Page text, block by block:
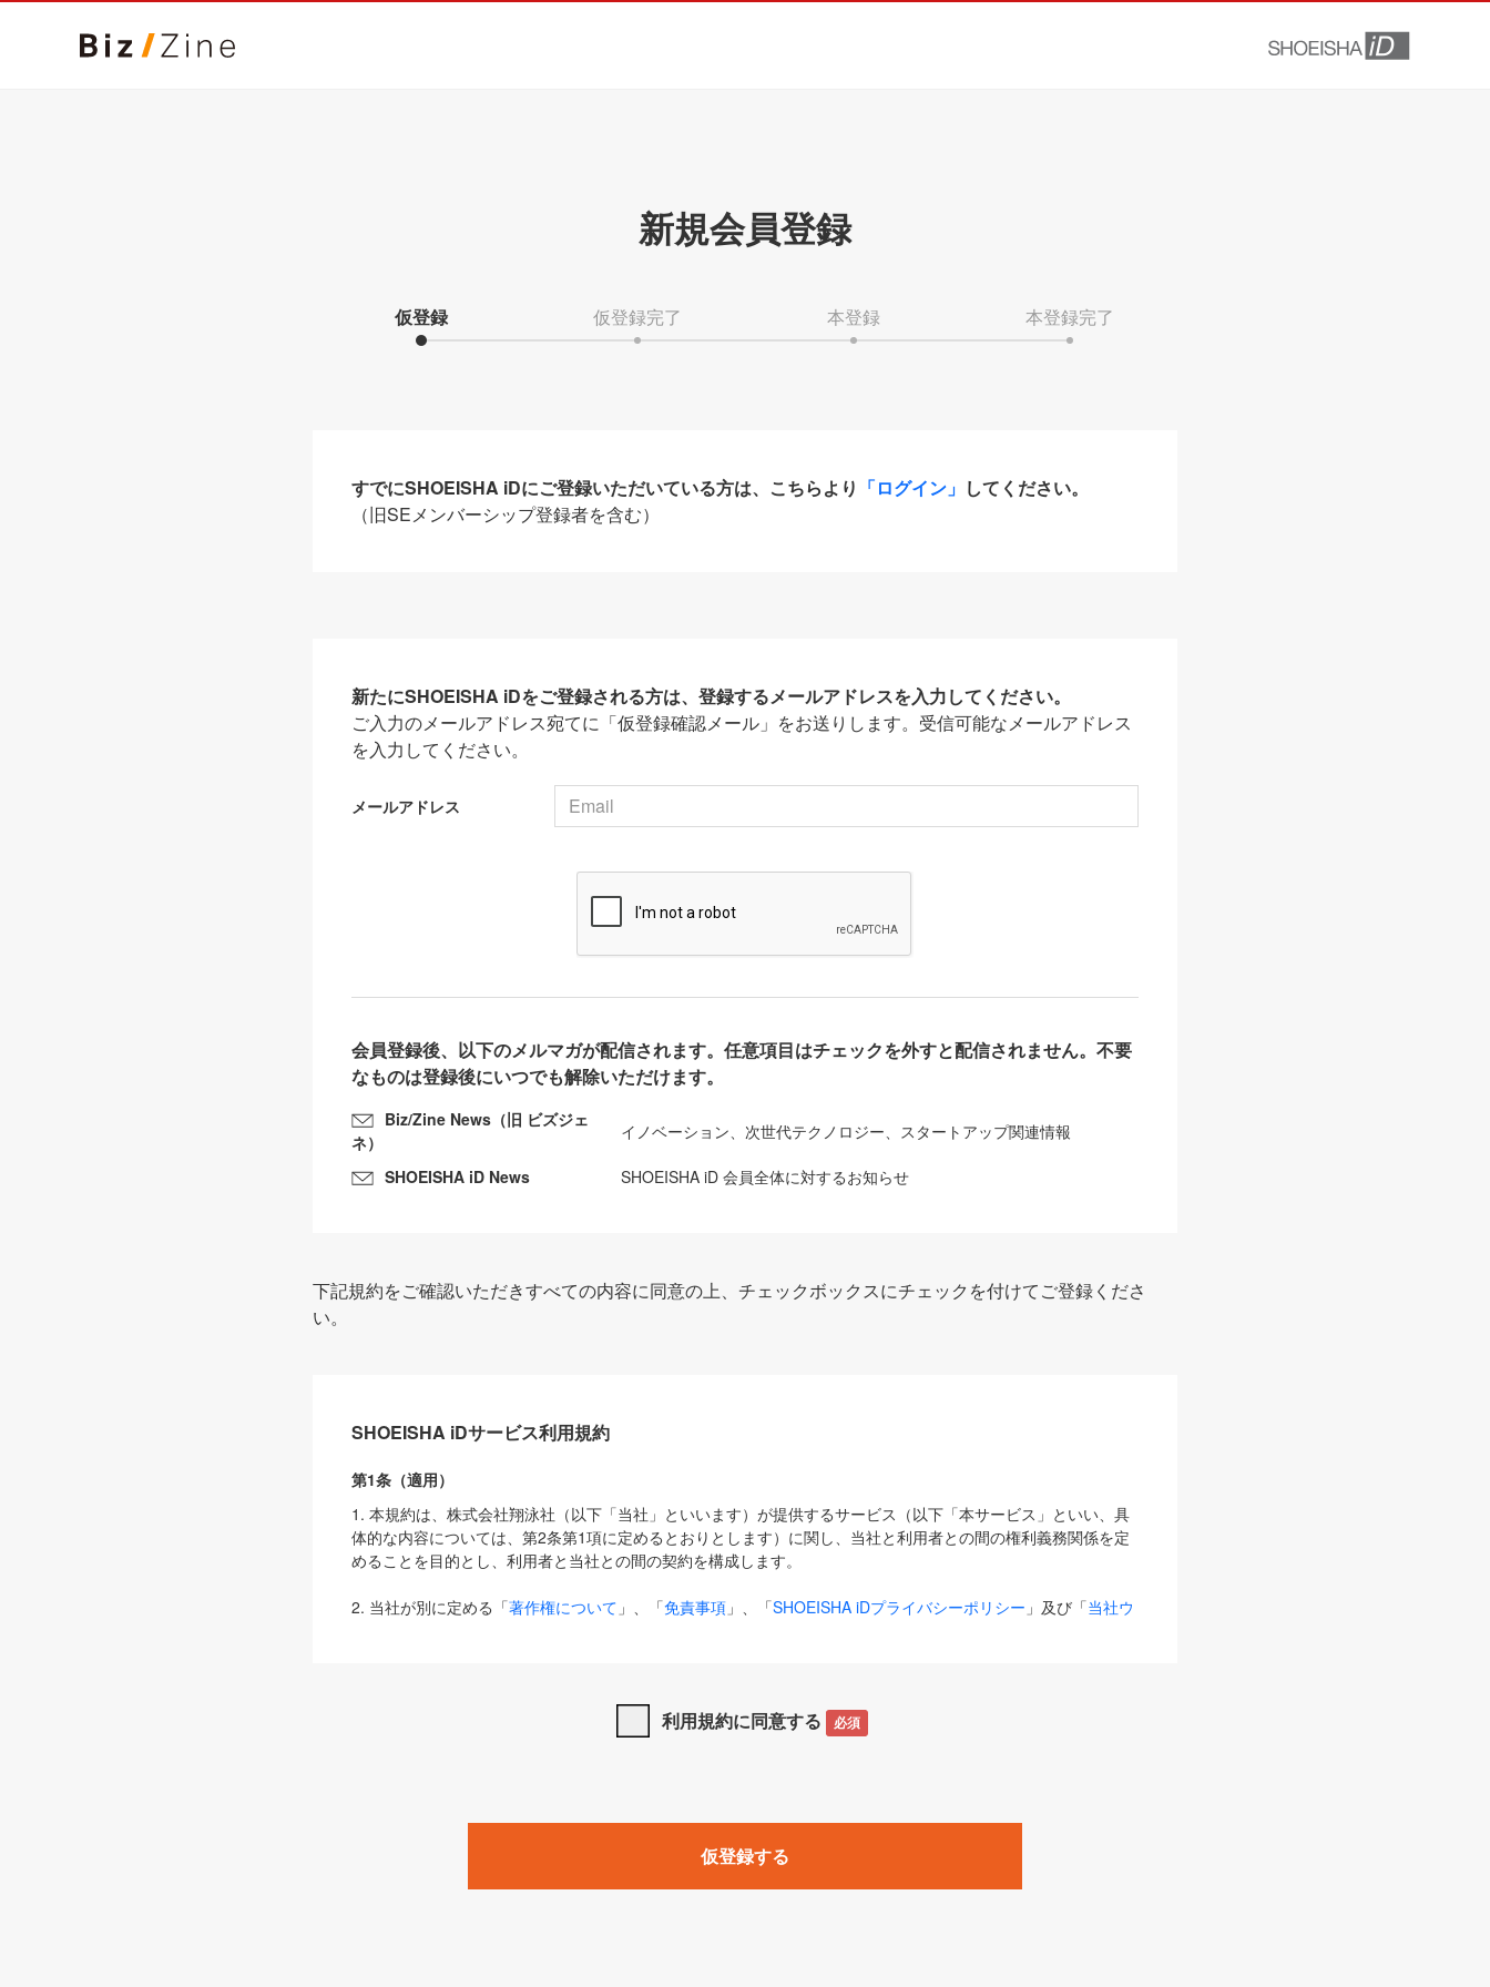
新規会員登録
仮登録 仮登録完了 本登録 本登録完了
すでにSHOEISHA iDにご登録いただいている方は、こちらより 「ログイン」 してください。
（旧SEメンバーシップ登録者を含む）
新たにSHOEISHA iDをご登録される方は、登録するメールアドレスを入力してください。
ご入力のメールアドレス宛てに「仮登録確認メール」をお送りします。受信可能なメールアドレス
を入力してください。
メールアドレス
会員登録後、以下のメルマガが配信されます。任意項目はチェックを外すと配信されません。不要
なものは登録後にいつでも解除いただけます。
Biz/Zine News（旧 ビズジェ
ネ）
イノベーション、次世代テクノロジー、スタートアップ関連情報
SHOEISHA iD News SHOEISHA iD 会員全体に対するお知らせ
下記規約をご確認いただきすべての内容に同意の上、チェックボックスにチェックを付けてご登録くださ
い。
SHOEISHA iDサービス利用規約
第1条（適用）
1. 本規約は、株式会社翔泳社（以下「当社」といいます）が提供するサービス（以下「本サービス」といい、具
体的な内容については、第2条第1項に定めるとおりとします）に関し、当社と利用者との間の権利義務関係を定
めることを目的とし、利用者と当社との間の契約を構成します。
2. 当社が別に定める「著作権について 」、「免責事項 」、「SHOEISHA iDプライバシーポリシー 」及び「当社ウ
は、本規約の規定が優先して適用されるものとします。
1. 「本サービス」とは、当社が提供する以下のサービス（名称や内容が変更された場合、変更後のサービスを含
みます）及びこれらサービスに関連して当社が実施するイベントやキャンペーンをいいます。
「SEBook」「SEShop」「CodeZine」「MarkeZine」「EnterpriseZine」「ECzine」「Biz/Zine」「HRzine」
利用規約に同意する 必須
仮登録する